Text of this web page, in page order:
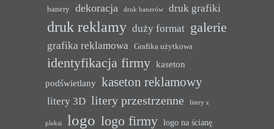
banery dekoracja druk banerów druk grafiki
druk reklamy duży format galerie
grafika reklamowa Grafika użytkowa
identyfikacja firmy kaseton
podświetlany kaseton reklamowy
litery 3D litery przestrzenne litery z
pleksi logo logo firmy logo na ścianę